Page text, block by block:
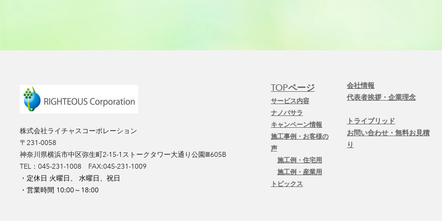
株式会社ライチャスコーポレーション
〒231-0058
神奈川県横浜市中区弥生町2-15-1ストークタワー大通り公園Ⅲ605B
​TEL：045-231-1008 FAX:045-231-1009
・定休日 火曜日、 水曜日、祝日
・営業時間 10:00～18:00
TOPページ
サービス内容
ナノバサラ
キャンペーン情報
施工事例・お客様の
声
施工例・住宅用
施工例・産業用
トピックス
会社情報
代表者挨拶・企業理念
トライブリッド
お問い合わせ・無料お見積
り